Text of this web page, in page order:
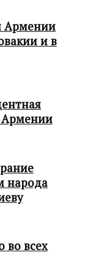
Армении
и в
Армении
народа
во всех